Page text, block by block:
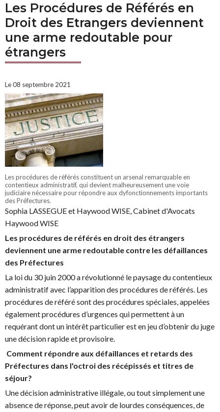
Les Procédures de Référés en
Droit des Etrangers deviennent
une arme redoutable pour
étrangers
Le 08 septembre 2021
Les procédures de référés constituent un arsenal remarquable en
contentieux administratif, qui devient malheureusement une voie
judiciaire nécessaire pour répondre aux dyfonctionnements importants
des Préfectures.
Sophia LASSEGUE et Haywood WISE, Cabinet d'Avocats
Haywood WISE
Les procédures de référés en droit des étrangers
deviennent une arme redoutable contre les défaillances
des Préfectures
La loi du 30 juin 2000 a révolutionné le paysage du contentieux
administratif avec l’apparition des procédures de référés. Les
procédures de référé sont des procédures spéciales, appelées
également procédures d’urgences qui permettent à un
requérant dont un intérêt particulier est en jeu d’obtenir du juge
une décision rapide et provisoire.
Comment répondre aux défaillances et retards des
Préfectures dans l'octroi des récépissés et titres de
séjour?
Une décision administrative illégale, ou tout simplement une
absence de réponse, peut avoir de lourdes conséquences, de